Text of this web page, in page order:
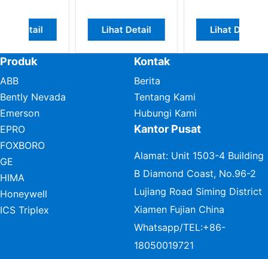
Lihat Detail Lihat Detail
Produk
ABB
Bently Nevada
Emerson
EPRO
FOXBORO
GE
HIMA
Honeywell
ICS Triplex
Kontak
Berita
Tentang Kami
Hubungi Kami
Kantor Pusat
Alamat: Unit 1503-4 Building
B Diamond Coast, No.96-2
Lujiang Road Siming District
Xiamen Fujian China
Whatsapp/TEL:+86-
18050019721